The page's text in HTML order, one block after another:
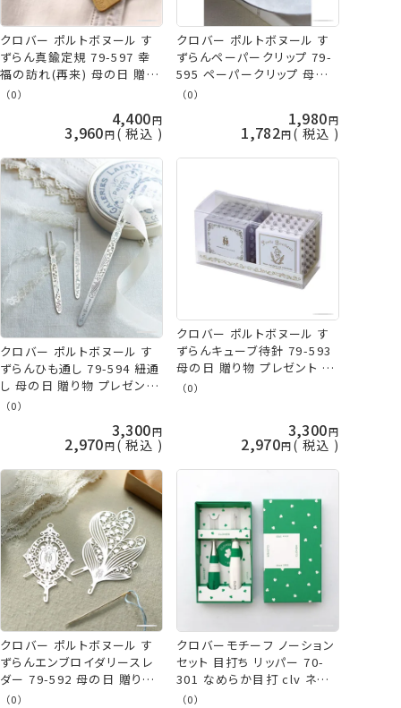
クロバー ポルトボヌール す
ずらん真鍮定規 79-597 幸
福の訪れ(再来) 母の日 贈り
物 プレゼント 敬老の日 clv
（0）
4,400
3,960 税込
クロバー ポルトボヌール す
ずらんペーパークリップ 79-
595 ペーパークリップ 母の
日 贈り物 プレゼント 敬老の
（0）
1,980
1,782 税込
クロバー ポルトボヌール す
ずらんひも通し 79-594 紐通
し 母の日 贈り物 プレゼント
敬老の日 clv ネコポス可 手
（0）
3,300
2,970 税込
クロバー ポルトボヌール す
ずらんキューブ待針 79-593
母の日 贈り物 プレゼント 敬
老の日 clv 手芸の山久
（0）
3,300
2,970 税込
クロバー ポルトボヌール す
ずらんエンブロイダリースレ
ダー 79-592 母の日 贈り物
プレゼント 敬老の日 clv 手
（0）
クロバーモチーフ ノーション
セット 目打ち リッパー 70-
301 なめらか目打 clv ネコ
ポス可
（0）